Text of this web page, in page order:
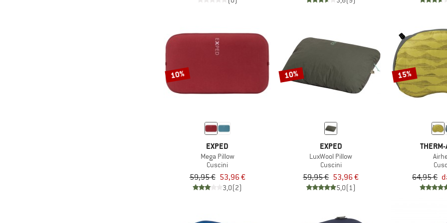
10%
EXPED
Mega Pillow
Cuscini
59,95 € 53,96 €
3,0(2)
10%
EXPED
LuxWool Pillow
Cuscini
59,95 € 53,96 €
5,0(1)
15%
64,95 €